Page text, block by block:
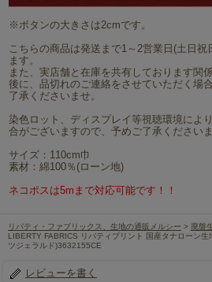
※ボタンの大きさは2cmです。
こちらの商品は発送まで1～2営業日(土日祝
ます。
また、実店舗と在庫を共有しております関
後に、品切れのご連絡をさせていただく場
了承くださいませ。
染色ロット、ディスプレイ等視聴環境によ
合がございますので、予めご了承くださいま
サイズ：110cm巾
素材：綿100％(ローン地)
ネコポスは5mまで対応可能です！！
リバティ・ファブリックス、生地の通販メルシー > 廃盤
LIBERTY FABRICS リバティプリント 国産タナローン生
ツジェラルド)3632155CE
レビューを書く